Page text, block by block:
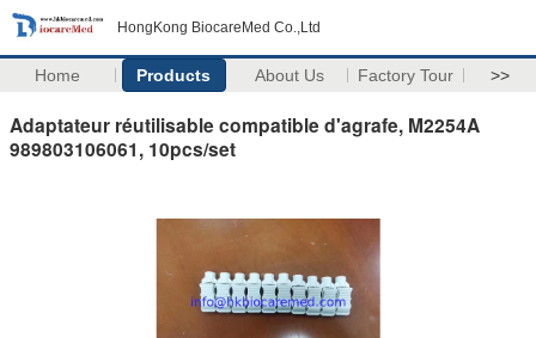
HongKong BiocareMed Co.,Ltd
Home Products About Us Factory Tour >>
Adaptateur réutilisable compatible d'agrafe, M2254A
989803106061, 10pcs/set